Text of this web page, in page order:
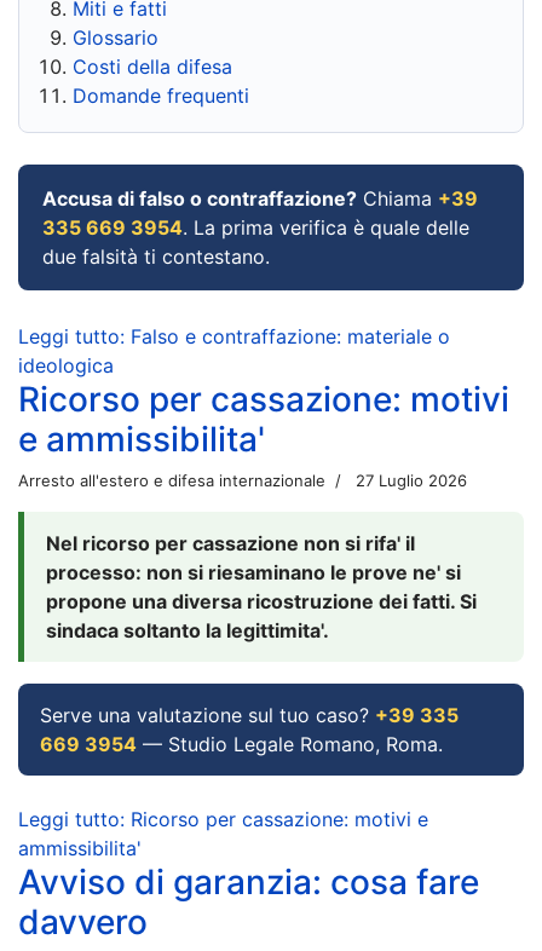
Miti e fatti
Glossario
Costi della difesa
Domande frequenti
Accusa di falso o contraffazione? Chiama +39
335 669 3954. La prima verifica è quale delle
due falsità ti contestano.
Leggi tutto: Falso e contraffazione: materiale o
ideologica
Ricorso per cassazione: motivi
e ammissibilita'
Arresto all'estero e difesa internazionale 27 Luglio 2026
Nel ricorso per cassazione non si rifa' il
processo: non si riesaminano le prove ne' si
propone una diversa ricostruzione dei fatti. Si
sindaca soltanto la legittimita'.
Serve una valutazione sul tuo caso? +39 335
669 3954 — Studio Legale Romano, Roma.
Leggi tutto: Ricorso per cassazione: motivi e
ammissibilita'
Avviso di garanzia: cosa fare
davvero